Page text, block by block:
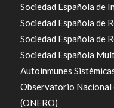
Sociedad Española de
Sociedad Española de
Sociedad Española de
Sociedad Española
Autoinmunes
Observatorio Nacional
(ONERO)